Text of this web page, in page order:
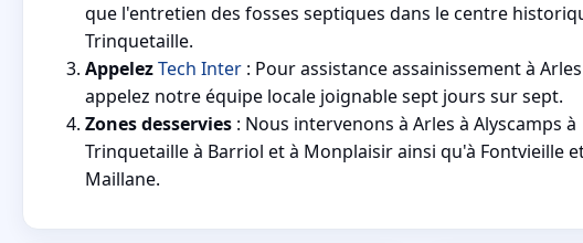
que l'entretien des fosses septiques dans le centre
Trinquetaille.
AppelezTech Inter : Pour assistance assainissement à Arles
appelez notre équipe locale joignable sept jours sur sept.
Zones desservies : Nous intervenons à Arles à Alyscamps à
Trinquetaille à Barriol et à Monplaisir ainsi qu'à Fontvieille
Maillane.